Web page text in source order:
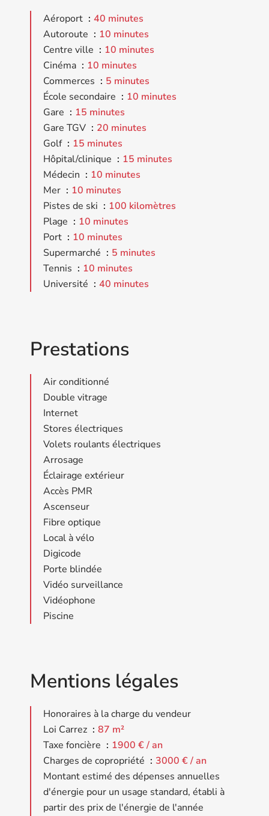
Aéroport
40 minutes
Autoroute
10 minutes
Centre ville
10 minutes
Cinéma
10 minutes
Commerces
5 minutes
École secondaire
10 minutes
Gare
15 minutes
Gare TGV
20 minutes
Golf
15 minutes
Hôpital/clinique
15 minutes
Médecin
10 minutes
Mer
10 minutes
Pistes de ski
100 kilomètres
Plage
10 minutes
Port
10 minutes
Supermarché
5 minutes
Tennis
10 minutes
Université
40 minutes
Prestations
Air conditionné
Double vitrage
Internet
Stores électriques
Volets roulants électriques
Arrosage
Éclairage extérieur
Accès PMR
Ascenseur
Fibre optique
Local à vélo
Digicode
Porte blindée
Vidéo surveillance
Vidéophone
Piscine
Mentions légales
Honoraires à la charge du vendeur
Loi Carrez
87 m²
Taxe foncière
1900 € / an
Charges de copropriété
3000 € / an
Montant estimé des dépenses annuelles
d'énergie pour un usage standard, établi à
partir des prix de l'énergie de l'année